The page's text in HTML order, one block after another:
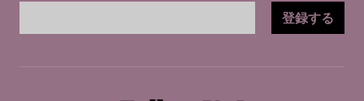
登録する